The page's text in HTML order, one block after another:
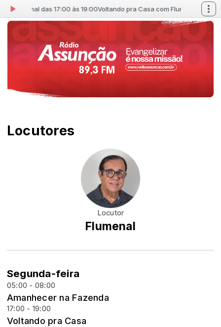
Flumenal das 17:00 às 19:00Voltando pra Casa com Flumenal das
Locutores
Locutor
Flumenal
Segunda-feira
05:00 - 08:00
Amanhecer na Fazenda
17:00 - 19:00
Voltando pra Casa